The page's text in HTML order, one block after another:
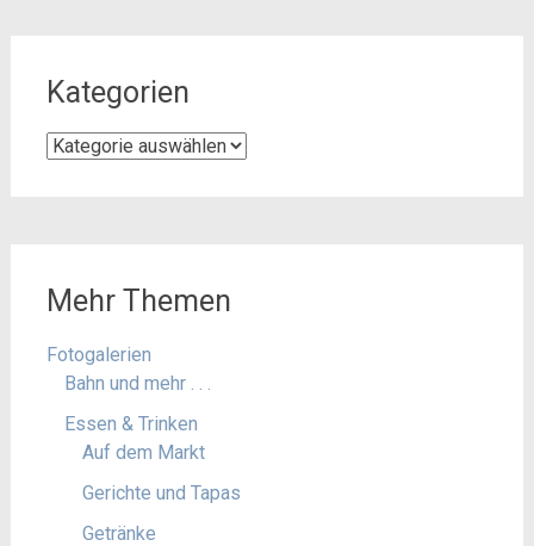
Kategorien
Kategorien
Mehr Themen
Fotogalerien
Bahn und mehr . . .
Essen & Trinken
Auf dem Markt
Gerichte und Tapas
Getränke